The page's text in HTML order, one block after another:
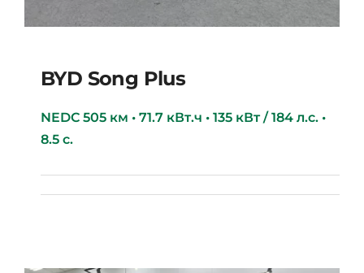
BYD Song Plus
NEDC 505 км • 71.7 кВт.ч • 135 кВт / 184 л.с. •
8.5 с.